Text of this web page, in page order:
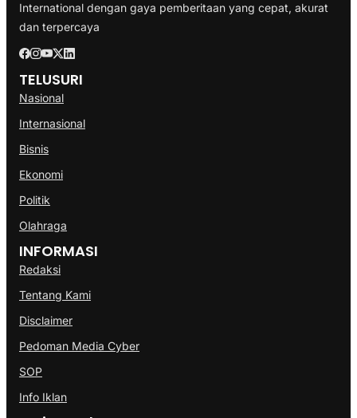
International dengan gaya pemberitaan yang cepat, akurat
dan terpercaya
TELUSURI
Nasional
Internasional
Bisnis
Ekonomi
Politik
Olahraga
INFORMASI
Redaksi
Tentang Kami
Disclaimer
Pedoman Media Cyber
SOP
Info Iklan